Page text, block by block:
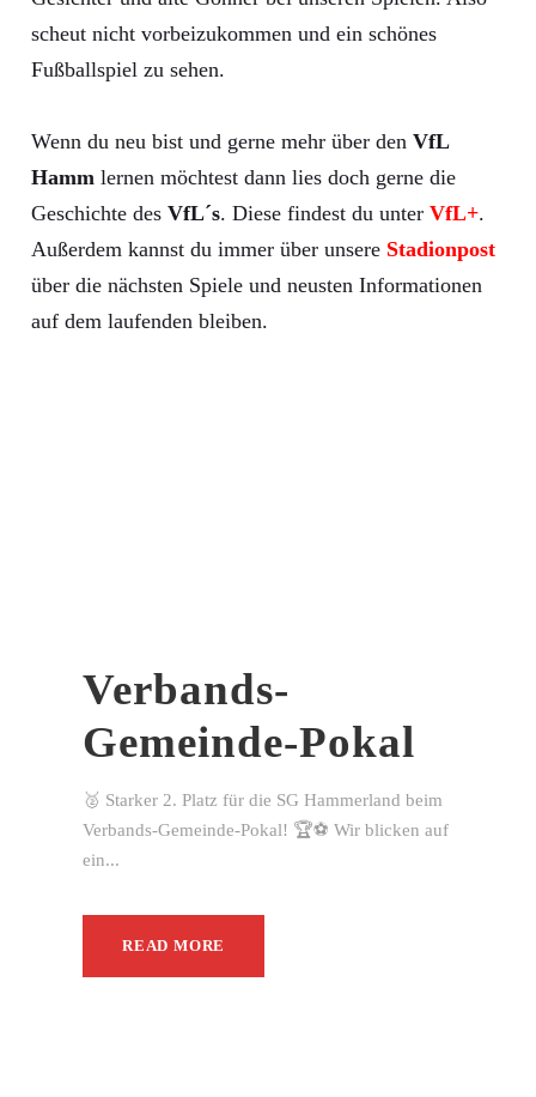
scheut nicht vorbeizukommen und ein schönes
Fußballspiel zu sehen.
Wenn du neu bist und gerne mehr über den VfL
Hamm lernen möchtest dann lies doch gerne die
Geschichte des VfL´s. Diese findest du unter VfL+.
Außerdem kannst du immer über unsere Stadionpost
über die nächsten Spiele und neusten Informationen
auf dem laufenden bleiben.
Verbands-
Gemeinde-Pokal
🥈 Starker 2. Platz für die SG Hammerland beim
Verbands-Gemeinde-Pokal! 🏆⚽ Wir blicken auf
ein...
READ MORE